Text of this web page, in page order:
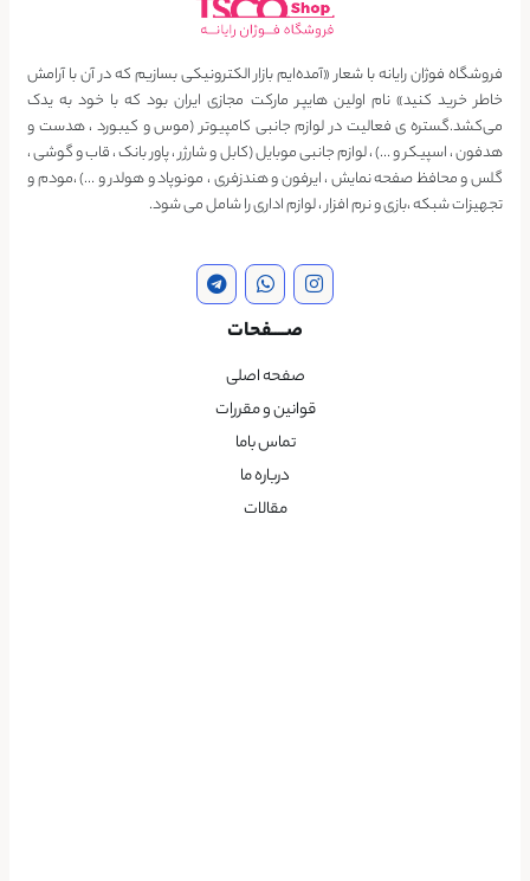
فروشگاه فوژان رایانه با شعار «آمده‌ایم بازار الکترونیکی بسازیم که در آن با آرامش
خاطر خرید کنید» نام اولین هایپر مارکت مجازی ایران بود که با خود به یدک
می‌کشد.گستره ی فعالیت در لوازم جانبی کامپیوتر (موس و کیبورد ، هدست و
هدفون ، اسپیکر و …) ، لوازم جانبی موبایل (کابل و شارژر ، پاور بانک ، قاب و گوشی ،
گلس و محافظ صفحه نمایش ، ایرفون و هندزفری ، مونوپاد و هولدر و …) ،مودم و
تجهیزات شبکه ،بازی و نرم افزار ، لوازم اداری را شامل می شود.
صــــفحات
صفحه اصلی
قوانین و مقررات
تماس باما
درباره ما
مقالات